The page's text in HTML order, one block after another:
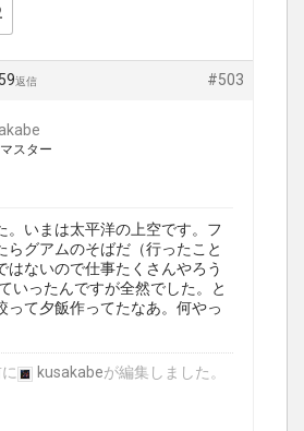
#503
返信
スター
。いまは太平洋の上空です。フ
らグアムのそばだ（行ったこと
はないので仕事たくさんやろう
いったんですが全然でした。と
って夕飯作ってたなあ。何やっ
kusakabeが編集しました。